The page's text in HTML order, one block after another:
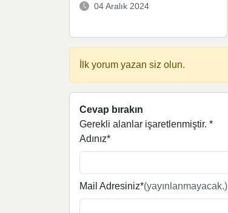
04 Aralık 2024
İlk yorum yazan siz olun.
Cevap bırakın
Gerekli alanlar işaretlenmiştir. *
Adınız*
Mail Adresiniz*(yayınlanmayacak.)